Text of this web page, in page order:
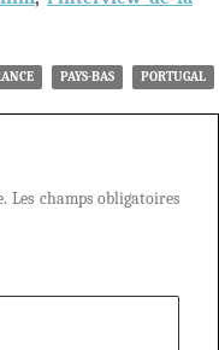
PAYS-BAS PORTUGAL
Les champs obligatoires